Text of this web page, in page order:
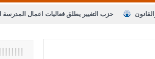
حزب التغيير يطلق فعاليات اعمال المدرسة
النواب يقر مشروع تعديل قانون مع الإعلام